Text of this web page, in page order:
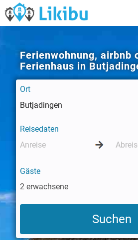
Ferienwohnung, airbnb
Ferienhaus in
Ort
Reisedaten
Gäste
2 erwachsene